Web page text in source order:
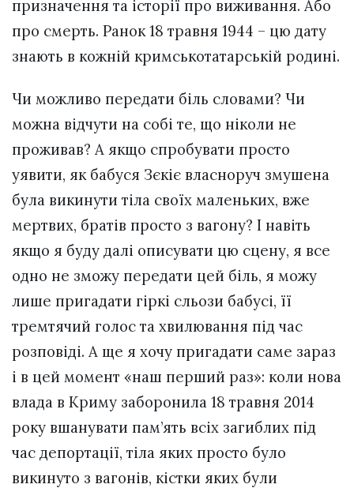
призначення та історії про виживання. Або
про смерть. Ранок 18 травня 1944 – цю дату
знають в кожній кримськотатарській родині.
Чи можливо передати біль словами? Чи
можна відчути на собі те, що ніколи не
проживав? А якщо спробувати просто
уявити, як бабуся Зєкіє власноруч змушена
була викинути тіла своїх маленьких, вже
мертвих, братів просто з вагону? І навіть
якщо я буду далі описувати цю сцену, я все
одно не зможу передати цей біль, я можу
лише пригадати гіркі сльози бабусі, її
тремтячий голос та хвилювання під час
розповіді. А ще я хочу пригадати саме зараз
і в цей момент «наш перший раз»: коли нова
влада в Криму заборонила 18 травня 2014
року вшанувати пам’ять всіх загиблих під
час депортації, тіла яких просто було
викинуто з вагонів, кістки яких були